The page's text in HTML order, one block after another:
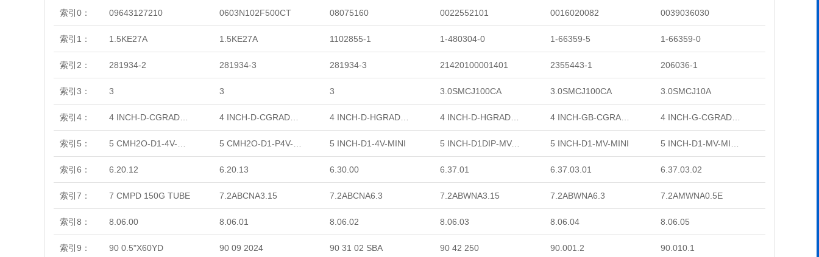
索引0： 09643127210 0603N102F500CT 08075160 0022552101 0016020082 0039036030
索引1： 1.5KE27A 1.5KE27A 1102855-1 1-480304-0 1-66359-5 1-66359-0
索引2： 281934-2 281934-3 281934-3 21420100001401 2355443-1 206036-1
索引3： 3 3 3 3.0SMCJ100CA 3.0SMCJ100CA 3.0SMCJ10A
索引4：
索引5： 5 INCH-D1-4V-MINI 5 INCH-D1DIP-MV-MINI 5 INCH-D1-MV-MINI
索引6： 6.20.12 6.20.13 6.30.00 6.37.01 6.37.03.01 6.37.03.02
索引7： 7 CMPD 150G TUBE 7.2ABCNA3.15 7.2ABCNA6.3 7.2ABWNA3.15 7.2ABWNA6.3 7.2AMWNA0.5E
索引8： 8.06.00 8.06.01 8.06.02 8.06.03 8.06.04 8.06.05
索引9： 90 0.5"X60YD 90 09 2024 90 31 02 SBA 90 42 250 90.001.2 90.010.1